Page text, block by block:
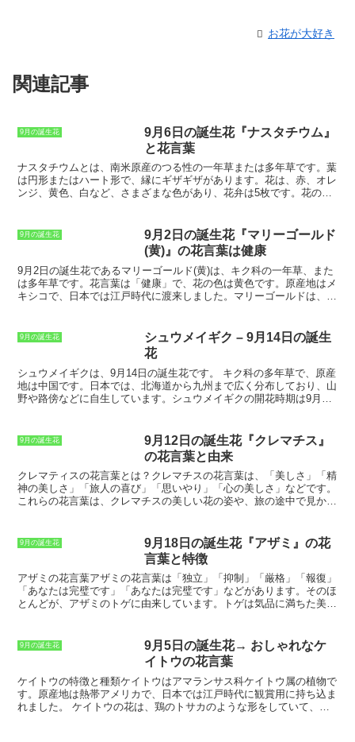
お花が大好き
関連記事
9月の誕生花
9月6日の誕生花『ナスタチウム』
と花言葉
ナスタチウムとは、南米原産のつる性の一年草または多年草です。葉
は円形またはハート形で、縁にギザギザがあります。花は、赤、オレ
ンジ、黄色、白など、さまざまな色があり、花弁は5枚です。花の真
育てることができ、春に種をまくと、夏から秋にかけて開花します。
ナスタチウムは、観賞用としてだけでなく、食用としても利用できま
す。葉や花は、サラダやスープに加えたり、天ぷらにしたりして食べ
ることができます。また、種は、マスタードの代わりに使用すること
ができます。 ナスタチウムの花言葉は、「征服」「勝利」「華麗」
「豊かさ」「貞節」「忍耐」などです。これらの花言葉は、ナスタチ
9月の誕生花
9月2日の誕生花『マリーゴールド
(黄)』の花言葉は健康
9月2日の誕生花であるマリーゴールド(黄)は、キク科の一年草、また
は多年草です。花言葉は「健康」で、花の色は黄色です。原産地はメ
キシコで、日本では江戸時代に渡来しました。 マリーゴールドは、日
まきからでも、苗植えからでも栽培できます。種まきは、3～4月頃
に行います。苗植えは、5～6月頃に行います。マリーゴールドは、
暑さに強く、育てやすい花です。花期は、6～10月頃です。マリーゴ
ールドは、観賞用としてだけでなく、食用としても利用されていま
す。花びらは、サラダやスープなどに利用できます。葉は、ハーブテ
ィーとして利用できます。マリーゴールドは、健康に良い花です。マ
ちます。マリーゴールドは、健康を維持したい人におすすめの花で
す。
9月の誕生花
シュウメイギク – 9月14日の誕生
花
シュウメイギクは、9月14日の誕生花です。
キク科の多年草で、原産
地は中国です。日本では、北海道から九州まで広く分布しており、山
野や路傍などに自生しています。シュウメイギクの開花時期は9月か
り、庭や花壇に植えられています。また、シュウメイギクの花は、生
薬として使用されることもあります。シュウメイギクの花には、止血
や抗菌、鎮痛などの効果があるとされています。
9月の誕生花
9月12日の誕生花『クレマチス』
の花言葉と由来
クレマティスの花言葉とは？ クレマチスの花言葉は、「美しさ」「精
神の美しさ」「旅人の喜び」「思いやり」「心の美しさ」などです。
これらの花言葉は、クレマチスの美しい花の姿や、旅の途中で見かけ
地に約200種類ほど分布するつる性植物です。花の色は、白、ピン
ク、赤、青、紫など、さまざまです。花の形も、一重咲き、八重咲
き、ベル咲きなど、さまざまです。クレマチスは、春から秋にかけて
長く花を咲かせることから、ガーデニングにも人気があります。
9月の誕生花
9月18日の誕生花『アザミ』の花
言葉と特徴
アザミの花言葉アザミの花言葉は「独立」「抑制」「厳格」「報復」
「あなたは完璧です」「あなたは完璧です」などがあります。そのほ
とんどが、アザミのトゲに由来しています。トゲは気品に満ちた美し
い環境で咲き誇るのです。「抑制」と「厳格」という花言葉は、アザ
ミの清楚な美しさからきています。アザミは、決して華美になること
なく、その清楚な美しさを保ち続けます。それは、アザミが「抑制」
と「厳格」を重んじていることの表れです。「報復」という花言葉
は、アザミのトゲから来ていると考えられます。アザミは、トゲによ
って身を守り、敵に報復します。これは、アザミが「報復」を恐れな
9月の誕生花
9月5日の誕生花→ おしゃれなケ
イトウの花言葉
ケイトウの特徴と種類ケイトウはアマランサス科ケイトウ属の植物で
す。原産地は熱帯アメリカで、日本では江戸時代に観賞用に持ち込ま
れました。
ケイトウの花は、鶏のトサカのような形をしていて、